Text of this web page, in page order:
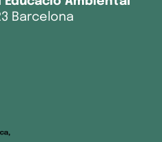
Barcelona